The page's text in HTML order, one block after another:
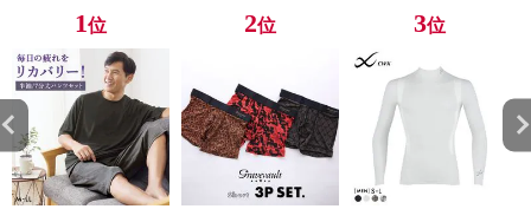
1位 2位 3位